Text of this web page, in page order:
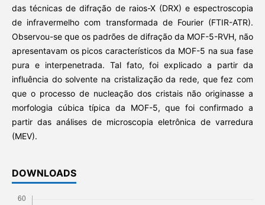
das técnicas de difração de raios-X (DRX) e espectroscopia
de infravermelho com transformada de Fourier (FTIR-ATR).
Observou-se que os padrões de difração da MOF-5-RVH, não
apresentavam os picos característicos da MOF-5 na sua fase
pura e interpenetrada. Tal fato, foi explicado a partir da
influência do solvente na cristalização da rede, que fez com
que o processo de nucleação dos cristais não originasse a
morfologia cúbica típica da MOF-5, que foi confirmado a
partir das análises de microscopia eletrônica de varredura
(MEV).
DOWNLOADS